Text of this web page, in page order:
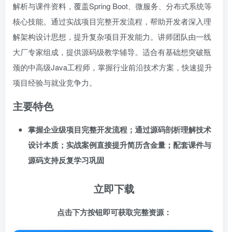
解析与课件资料，覆盖Spring Boot、微服务、分布式系统等
核心技能。通过实战项目完整开发流程，帮助开发者深入理
解架构设计思想，提升复杂项目开发能力。讲师团队由一线
大厂专家组成，提供源码级教学辅导。适合有基础想突破瓶
颈的中高级Java工程师，掌握行业前沿技术方案，快速提升
项目经验与就业竞争力。
主要特色
掌握企业级项目完整开发流程；通过源码剖析理解技术
设计本质；实战案例直接提升简历含金量；配套课件与
源码支持反复学习巩固
立即下载
点击下方按钮即可获取完整资源：